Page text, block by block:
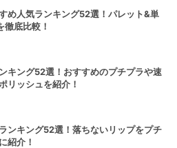
め人気ランキング52選！パレット&単
徹底比較！
キング52選！おすすめのプチプラや速
リッシュを紹介！
ンキング52選！落ちないリップをプチ
紹介！